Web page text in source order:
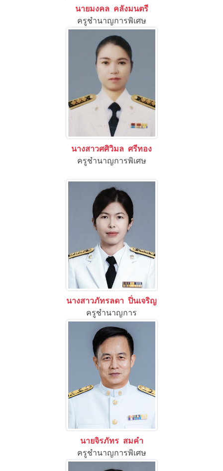
นายมงคล คลังมนตรี
ครูชำนาญการพิเศษ
นางสาวศศิวิมล ศรีทอง
ครูชำนาญการพิเศษ
นางสาวภัทรลดา ปิ่นเจริญ
ครูชำนาญการ
นายจิรภัทร สมคำ
ครูชำนาญการพิเศษ